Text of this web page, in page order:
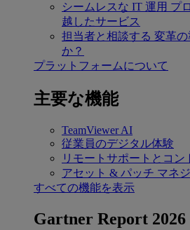
シームレスな IT 運用 プ
越したサービス
担当者と相談する 変革
か？
プラットフォームについて
主要な機能
TeamViewer AI
従業員のデジタル体験
リモートサポートとコン
アセット & パッチ マネ
すべての機能を表示
Gartner Report 2026